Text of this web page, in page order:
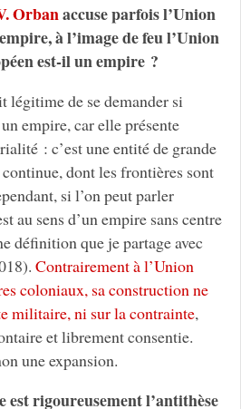
Orbanaccuse parfois l’Union
à l’image de feu l’Union
est-il un empire ?
de se demander si
empire, car elle présente
: c’est une entité de grande
dont les frontières sont
si l’on peut parler
au sens d’un empire sans centre
définition que je partage avec
Contrairement à l’Union
coloniaux, sa construction ne
militaire, ni sur la contrainte,
et librement consentie.
une expansion.
est rigoureusement l’antithèse